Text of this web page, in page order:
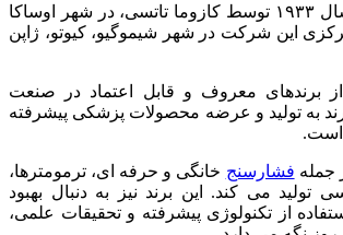
شرکت امرون در سال ۱۹۳۳ توسط کازوما تاتسی، در شهر اوساکا
این شرکت در شهر شیموگیو، کیوتو، ژاپن
برندهای معروف و قابل اعتماد در صنعت
به تولید و عرضه محصولات پزشکی پیشرفته
است.
جمله فشارسنج خانگی و حرفه ای، ترمومترها،
تولید می کند. این برند نیز به دنبال بهبود
از تکنولوژی پیشرفته و تحقیقات علمی،